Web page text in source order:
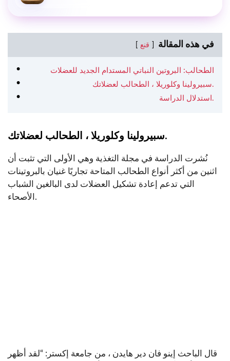
في هذه المقالة قنع
الطحالب: البروتين النباتي المستدام الجديد للعضلات
سبيرولينا وكلوريلا ، الطحالب لعضلاتك.
استدلال الدراسة.
سبيرولينا وكلوريلا ، الطحالب لعضلاتك.
نُشرت الدراسة في مجلة التغذية وهي الأولى التي تثبت أن
اثنين من أكثر أنواع الطحالب المتاحة تجاريًا غنيان بالبروتينات
التي تدعم إعادة تشكيل العضلات لدى البالغين الشباب
الأصحاء.
قال الباحث إينو فان دير هايدن ، من جامعة إكستر: “لقد أظهر